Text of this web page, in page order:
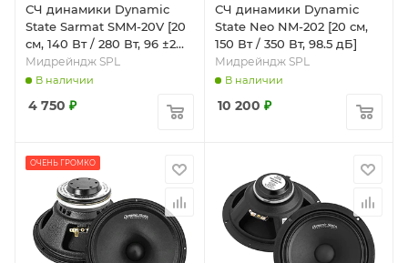
СЧ динамики Dynamic
State Sarmat SMM-20V [20
см, 140 Вт / 280 Вт, 96 ±2
дБ]
Мидрейндж SPL
В наличии
4 750 ₽
СЧ динамики Dynamic
State Neo NM-202 [20 см,
150 Вт / 350 Вт, 98.5 дБ]
Мидрейндж SPL
В наличии
10 200 ₽
ОЧЕНЬ ГРОМКО